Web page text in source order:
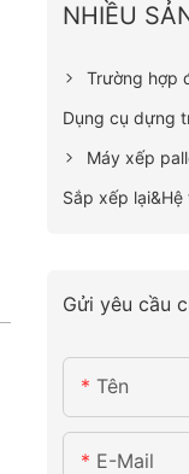
NHIỀU
Trường hợp
Dụng cụ dựng
Máy xếp
Sắp xếp
Gửi yêu cầu
Tên
E-Mail